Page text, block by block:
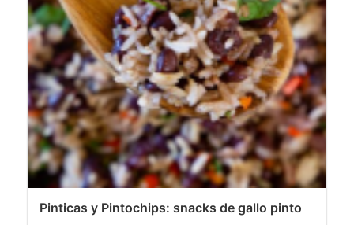
Pinticas y Pintochips: snacks de gallo pinto